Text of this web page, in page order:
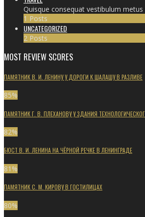
Quisque consequat vestibulum metus
1 Posts
UNCATEGORIZED
2 Posts
MOST REVIEW SCORES
ПАМЯТНИК В. И. ЛЕНИНУ У ДОРОГИ К ШАЛАШУ В РАЗЛИВЕ
85%
ПАМЯТНИК Г. В. ПЛЕХАНОВУ У ЗДАНИЯ
82%
БЮСТ В. И. ЛЕНИНА НА ЧЁРНОЙ РЕЧКЕ В ЛЕНИНГРАДЕ
81 %
ПАМЯТНИК С. М. КИРОВУ В ГОСТИЛИЦАХ
80%